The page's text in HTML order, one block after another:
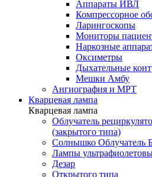
Аппараты ИВЛ
Компрессорное
Ларингоскопы
Мониторы
Наркозные
Оксиметры
Дыхательные
Мешки Амбу
Ангиография и МРТ
Кварцевая лампа
Кварцевая лампа
Облучатель
(закрытого типа)
Солнышко Облучатель
Лампы
Дезар
Открытого типа